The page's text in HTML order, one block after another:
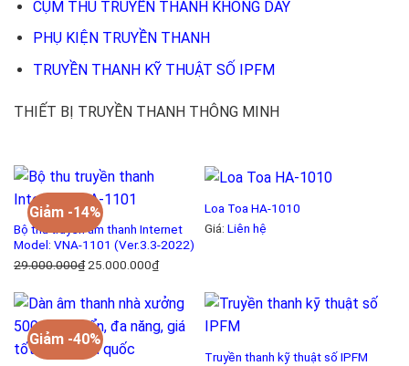
CỤM THU TRUYỀN THANH KHÔNG DÂY
PHỤ KIỆN TRUYỀN THANH
TRUYỀN THANH KỸ THUẬT SỐ IPFM
THIẾT BỊ TRUYỀN THANH THÔNG MINH
Giảm -14%
Bộ thu truyền âm thanh Internet
Model: VNA-1101 (Ver.3.3-2022)
29.000.000₫ Giá
là:
29.000.000₫.
25.000.000₫Giá
tại
là:
Loa Toa HA-1010
Giá: Liên hệ
Giảm -40%
Truyền thanh kỹ thuật số IPFM